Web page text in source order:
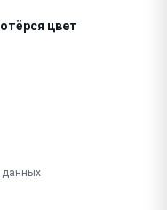
цвет
данных